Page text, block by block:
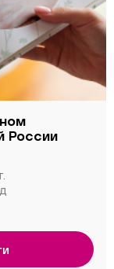
России